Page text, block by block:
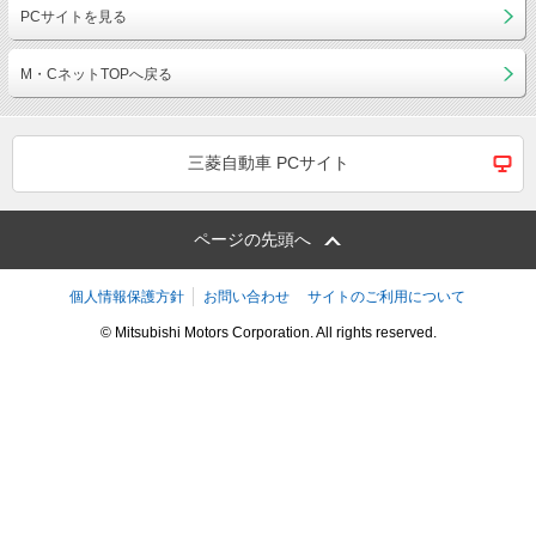
PCサイトを見る
M・CネットTOPへ戻る
三菱自動車 PCサイト
ページの先頭へ
個人情報保護方針 お問い合わせ サイトのご利用について
© Mitsubishi Motors Corporation. All rights reserved.